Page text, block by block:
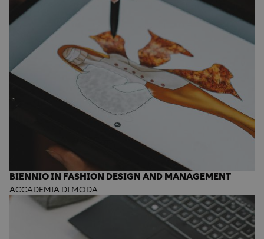
BIENNIO IN FASHION DESIGN AND MANAGEMENT
ACCADEMIA DI MODA